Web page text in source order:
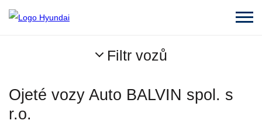
Filtr vozů
Ojeté vozy Auto BALVIN spol. s
r.o.